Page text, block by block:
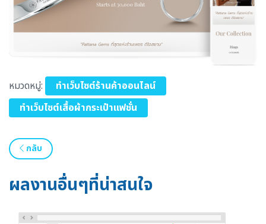
หมวดหมู่:
ทำเว็บไซต์ร้านค้าออนไลน์
ทำเว็บไซต์เสื้อผ้ากระเป๋าแฟชั่น
กลับ
ผลงานอื่นๆที่น่าสนใจ